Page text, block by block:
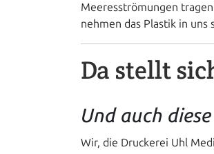
Meeresströmungen
nehmen das Plastik in
Da stellt
Und auch
Wir, die Druckerei Uhl